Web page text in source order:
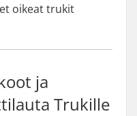
oikeat trukit
ja
Trukille